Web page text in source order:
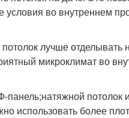
во внутреннем
лучше
микроклимат во
потолок
использовать более